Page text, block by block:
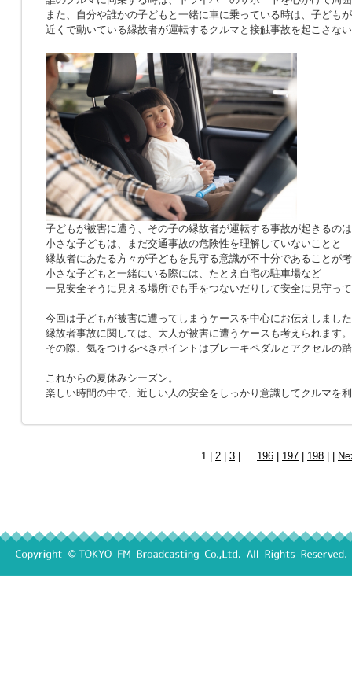
また、自分や誰かの子どもと一緒に車に乗っている時は、子ども
近くで動いている縁故者が運転するクルマと接触事故を起こさな
子どもが被害に遭う、その子の縁故者が運転する事故が起きるの
小さな子どもは、まだ交通事故の危険性を理解していないことと
縁故者にあたる方々が子どもを見守る意識が不十分であることが
小さな子どもと一緒にいる際には、たとえ自宅の駐車場など
一見安全そうに見える場所でも手をつないだりして安全に見守っ
今回は子どもが被害に遭ってしまうケースを中心にお伝えしまし
縁故者事故に関しては、大人が被害に遭うケースも考えられます。
その際、気をつけるべきポイントはブレーキペダルとアクセルの
これからの夏休みシーズン。
楽しい時間の中で、近しい人の安全をしっかり意識してクルマを
1 | 2 3 | … 196 197 198